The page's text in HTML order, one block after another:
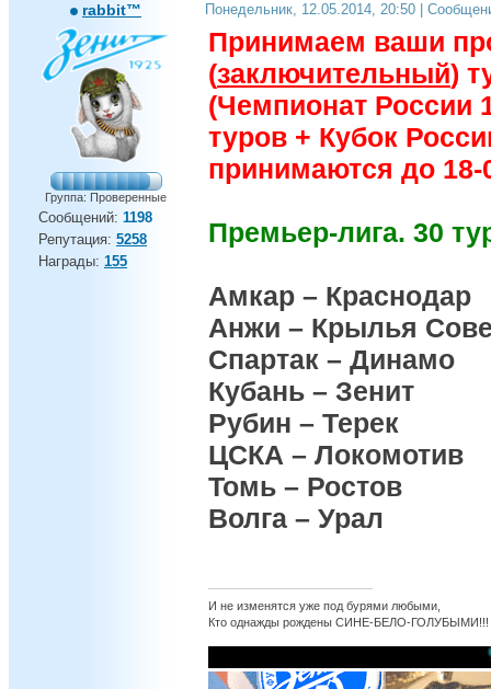
rabbit™
Группа: Проверенные
Сообщений: 1198
Репутация: 5258
Награды: 155
Понедельник, 12.05.2014, 20:50 |
Принимаем ваши
(заключительный)
(Чемпионат России
туров + Кубок
принимаются до 18-
Премьер-лига. 30
Амкар – Краснодар
Анжи – Крылья
Спартак – Динамо
Кубань – Зенит
Рубин – Терек
ЦСКА – Локомотив
Томь – Ростов
Волга – Урал
И не изменятся уже под бурями любыми,
Кто однажды рождены СИНЕ-БЕЛО-ГОЛУБЫМИ!!!